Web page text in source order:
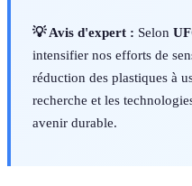
💡 Avis d'expert : Selon
intensifier nos efforts de
réduction des plastiques à
recherche et les
avenir durable.